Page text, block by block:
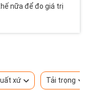
nữa để đo giá trị
xứ Tải trọng